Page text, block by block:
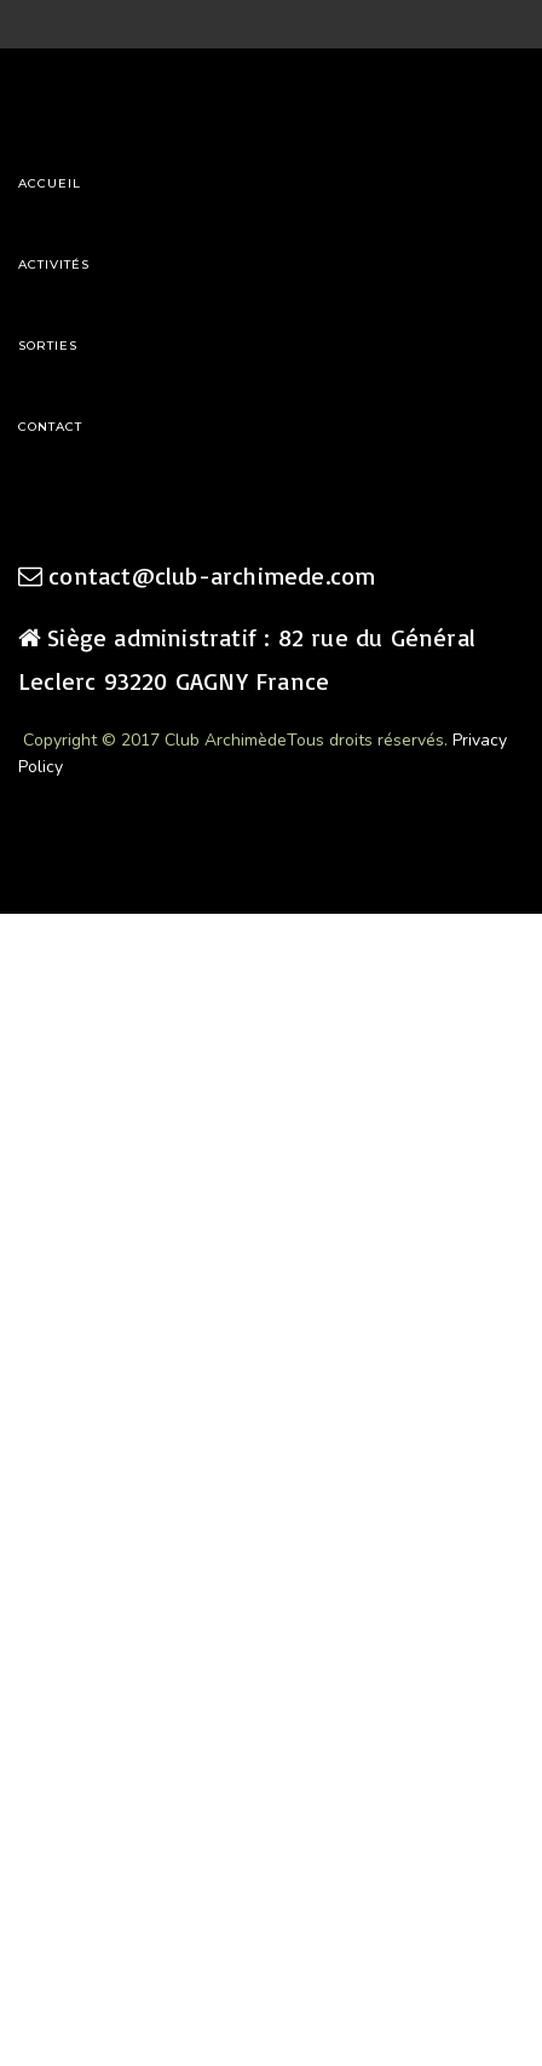
ACCUEIL
ACTIVITÉS
SORTIES
CONTACT
contact@club-archimede.com
Siège administratif : 82 rue du Général
Leclerc 93220 GAGNY France
Copyright © 2017 Club ArchimèdeTous droits réservés. Privacy
Policy